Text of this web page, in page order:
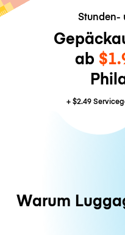
Stunden-
ab
+$2.49
Warum